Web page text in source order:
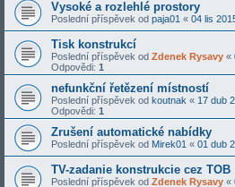
Vysoké a rozlehlé prostory
Poslední příspěvek od paja01 « 04 lis
Tisk konstrukcí
Poslední příspěvek od Zdenek Rysavy «
Odpovědi: 1
nefunkční řetězení místností
Poslední příspěvek od koutnak « 17 dub
Odpovědi: 1
Zrušení automatické nabídky
Poslední příspěvek od Mirek01 « 01 dub
TV-zadanie konstrukcie cez TOB
Poslední příspěvek od Zdenek Rysavy «